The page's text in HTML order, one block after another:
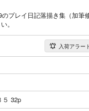
プレイ日記落描き集（加筆
。
入荷アラー
５ 32p